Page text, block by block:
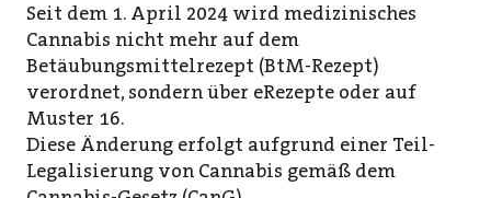
Seit dem 1. April 2024 wird medizinisches
Cannabis nicht mehr auf dem
Betäubungsmittelrezept (BtM-Rezept)
verordnet, sondern über eRezepte oder auf
Muster 16.
Diese Änderung erfolgt aufgrund einer Teil-
Legalisierung von Cannabis gemäß dem